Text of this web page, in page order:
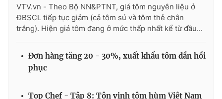
Theo dõi báo trên
VTV.vn - Theo Bộ NN&PTNT, giá tôm nguyên liệu ở
ĐBSCL tiếp tục giảm (cả tôm sú và tôm thẻ chân
trắng). Hiện giá tôm đang ở mức thấp nhất kể từ đầu...
Đơn hàng tăng 20 - 30%, xuất khẩu tôm dần hồi
phục
Top Chef - Tập 8: Tôn vinh tôm hùm Việt Nam